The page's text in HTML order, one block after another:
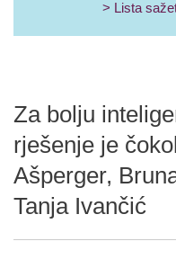
> Lista
Za bolju
rješenje je
Ašperger,
Tanja Ivančić